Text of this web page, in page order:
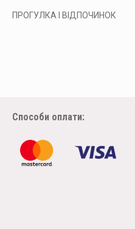
ПРОГУЛКА І ВІДПОЧИНОК
Способи оплати: